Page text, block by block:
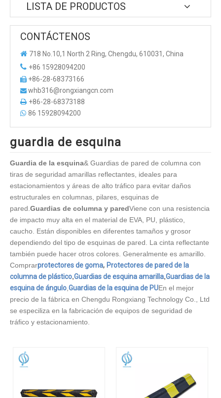
LISTA DE PRODUCTOS
CONTÁCTENOS
 718 No.10,1 North 2 Ring, Chengdu, 610031, China
 +86 15928094200
 +86-28-68373166
 whb316@rongxiangcn.com
 +86-28-68373188
 86 15928094200
guardia de esquina
Guardia de la esquina& Guardias de pared de columna con
tiras de seguridad amarillas reflectantes, ideales para
estacionamientos y áreas de alto tráfico para evitar daños
estructurales en columnas, pilares, esquinas de
pared. Guardias de columna y paredViene con una resistencia
de impacto muy alta en el material de EVA, PU, ​​plástico,
caucho. Están disponibles en diferentes tamaños y grosor
dependiendo del tipo de esquinas de pared. La cinta reflectante
también puede hacer otros colores. Generalmente es amarillo.
Comprarprotectores de goma, Protectores de pared de la
columna de plástico,Guardias de esquina amarilla,Guardias de la
esquina de ángulo Guardias de la esquina de PUEn el mejor
precio de la fábrica en Chengdu Rongxiang Technology Co., Ltd
se especiliza en la fabricación de equipos de seguridad de
tráfico y estacionamiento.